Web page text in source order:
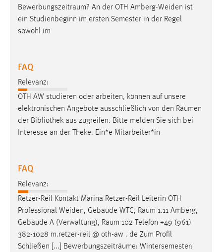
Bewerbungszeitraum? An der OTH Amberg-Weiden ist
ein Studienbeginn im ersten Semester in der Regel
sowohl im
FAQ
Relevanz:
OTH AW studieren oder arbeiten, können auf unsere
elektronischen Angebote ausschließlich von den Räumen
der Bibliothek aus zugreifen. Bitte melden Sie sich bei
Interesse an der Theke. Ein*e Mitarbeiter*in
FAQ
Relevanz:
Retzer-Reil Kontakt Marina Retzer-Reil Leiterin OTH
Professional Weiden, Gebäude WTC, Raum 1.11 Amberg,
Gebäude A (Verwaltung), Raum 102 Telefon +49 (961)
382-1028 m.retzer-reil @ oth-aw . de Zum Profil
Schließen [...] Bewerbungszeiträume: Wintersemester: